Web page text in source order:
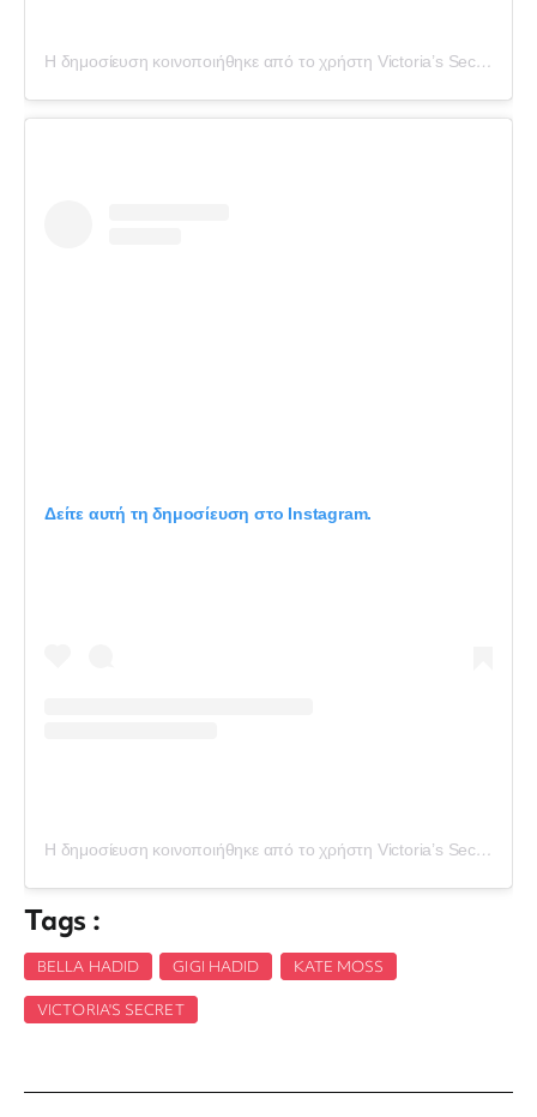
Η δημοσίευση κοινοποιήθηκε από το χρήστη Victoria’s Secret (@victoriassecret)
Δείτε αυτή τη δημοσίευση στο Instagram.
Η δημοσίευση κοινοποιήθηκε από το χρήστη Victoria’s Secret (@victoriassecret)
Tags :
BELLA HADID GIGI HADID KATE MOSS
VICTORIA'S SECRET